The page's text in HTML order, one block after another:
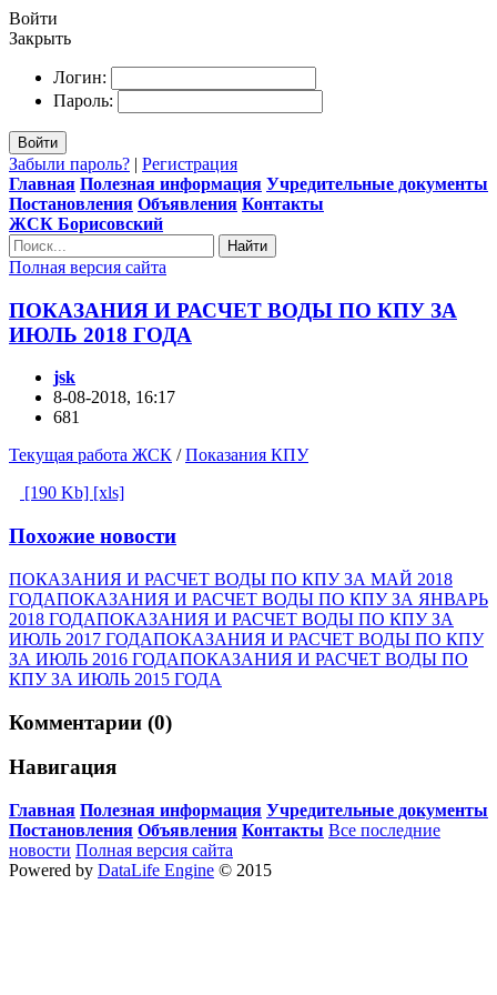
Войти
Закрыть
Логин:
Пароль:
Войти
Забыли пароль? | Регистрация
Главная Полезная информация Учредительные документы
Постановления Объявления Контакты
ЖСК Борисовский
Найти
Полная версия сайта
ПОКАЗАНИЯ И РАСЧЕТ ВОДЫ ПО КПУ ЗА
ИЮЛЬ 2018 ГОДА
jsk
8-08-2018, 16:17
681
Текущая работа ЖСК /Показания КПУ
[190 Kb] [xls]
Похожие новости
ПОКАЗАНИЯ И РАСЧЕТ ВОДЫ ПО КПУ ЗА МАЙ 2018
ГОДАПОКАЗАНИЯ И РАСЧЕТ ВОДЫ ПО КПУ ЗА ЯНВАРЬ
2018 ГОДАПОКАЗАНИЯ И РАСЧЕТ ВОДЫ ПО КПУ ЗА
ИЮЛЬ 2017 ГОДАПОКАЗАНИЯ И РАСЧЕТ ВОДЫ ПО КПУ
ЗА ИЮЛЬ 2016 ГОДАПОКАЗАНИЯ И РАСЧЕТ ВОДЫ ПО
КПУ ЗА ИЮЛЬ 2015 ГОДА
Комментарии (0)
Навигация
Главная Полезная информация Учредительные документы
Постановления Объявления Контакты Все последние
новости Полная версия сайта
Powered by DataLife Engine © 2015